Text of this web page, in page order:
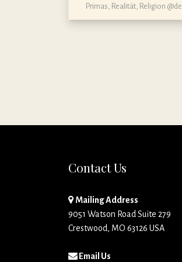
Primas Realität Religion @de
Contact Us
Mailing Address
9051 Watson Road Suite 279
Crestwood, MO 63126 USA
Email Us